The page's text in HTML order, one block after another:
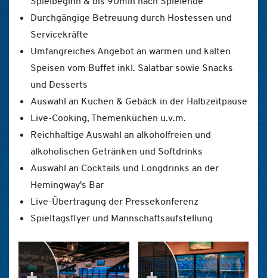
Durchgängige Betreuung durch Hostessen und
Servicekräfte
Umfangreiches Angebot an warmen und kalten
Speisen vom Buffet inkl. Salatbar sowie Snacks
und Desserts
Auswahl an Kuchen & Gebäck in der Halbzeitpause
Live-Cooking, Themenküchen u.v.m.
Reichhaltige Auswahl an alkoholfreien und
alkoholischen Getränken und Softdrinks
Auswahl an Cocktails und Longdrinks an der
Hemingway's Bar
Live-Übertragung der Pressekonferenz
Spieltagsflyer und Mannschaftsaufstellung